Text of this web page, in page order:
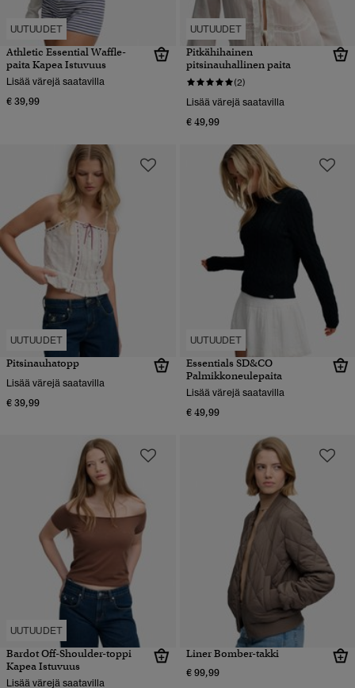
UUTUUDET
Athletic Essential Waffle-
paita Kapea Istuvuus
Lisää värejä saatavilla
€ 39,99
UUTUUDET
Pitkähihainen
pitsinauhallinen paita
(2)
Lisää värejä saatavilla
€ 49,99
UUTUUDET
Pitsinauhatopp
Lisää värejä saatavilla
€ 39,99
UUTUUDET
Essentials SD&CO
Palmikkoneulepaita
Lisää värejä saatavilla
€ 49,99
UUTUUDET
Bardot Off-Shoulder-toppi
Kapea Istuvuus
Lisää värejä saatavilla
Liner Bomber-takki
€ 99,99